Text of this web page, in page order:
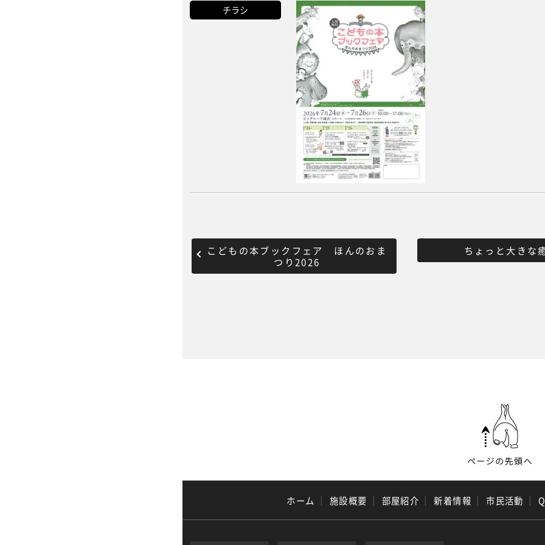
チラシ
こどもの本ブックフェア ほんのおま
つり2026
ちょっと大きな
ホーム ｜ 施設概要 ｜ 部屋紹介 ｜ 新着情報 ｜ 市民活動 ｜